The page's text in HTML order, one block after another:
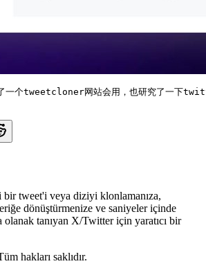
一个tweetcloner网站会用，也研究了一下
bir tweet'i veya diziyi klonlamanıza,
dönüştürmenize ve saniyeler içinde
olanak tanıyan X/Twitter için yaratıcı bir
hakları saklıdır.